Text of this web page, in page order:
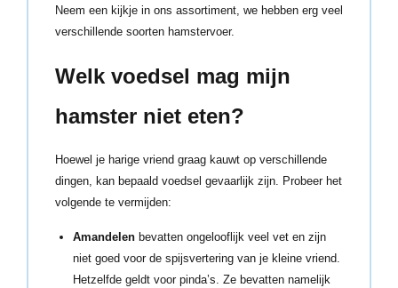
Neem een kijkje in ons assortiment, we hebben erg veel
verschillende soorten hamstervoer.
Welk voedsel mag mijn
hamster niet eten?
Hoewel je harige vriend graag kauwt op verschillende
dingen, kan bepaald voedsel gevaarlijk zijn. Probeer het
volgende te vermijden:
Amandelen bevatten ongelooflijk veel vet en zijn
niet goed voor de spijsvertering van je kleine vriend.
Hetzelfde geldt voor pinda’s. Ze bevatten namelijk